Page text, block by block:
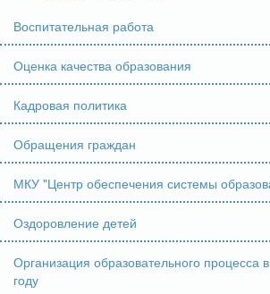
Воспитательная работа
Оценка качества образования
Кадровая политика
Обращения граждан
МКУ "Центр обеспечения системы
Оздоровление детей
Организация образовательного процесса
году